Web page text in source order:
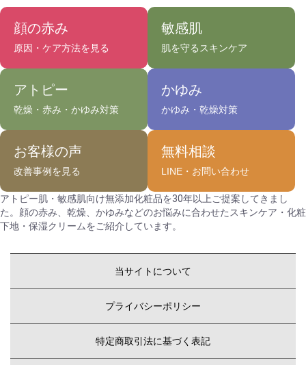
顔の赤み
原因・ケア方法を見る
敏感肌
肌を守るスキンケア
アトピー
乾燥・赤み・かゆみ対策
かゆみ
かゆみ・乾燥対策
お客様の声
改善事例を見る
無料相談
LINE・お問い合わせ
アトピー肌・敏感肌向け無添加化粧品を30年以上ご提案してきまし
た。顔の赤み、乾燥、かゆみなどのお悩みに合わせたスキンケア・化粧
下地・保湿クリームをご紹介しています。
当サイトについて
プライバシーポリシー
特定商取引法に基づく表記